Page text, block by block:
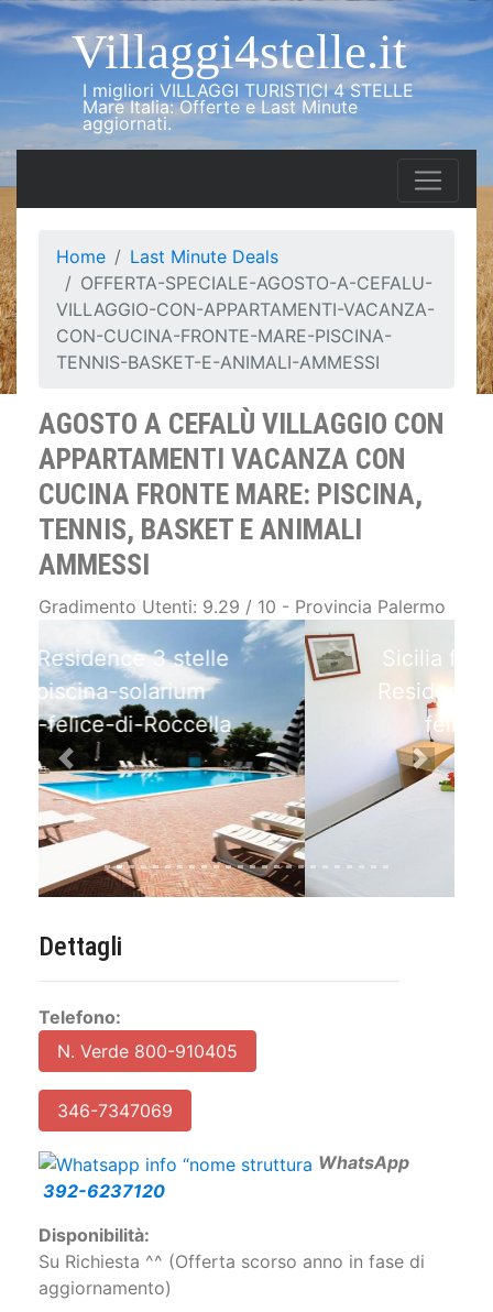
Villaggi4stelle.it
I migliori VILLAGGI TURISTICI 4 STELLE
Mare Italia: Offerte e Last Minute
aggiornati.
Home
Last Minute Deals
OFFERTA-SPECIALE-AGOSTO-A-CEFALU-
VILLAGGIO-CON-APPARTAMENTI-VACANZA-
CON-CUCINA-FRONTE-MARE-PISCINA-
TENNIS-BASKET-E-ANIMALI-AMMESSI
AGOSTO A CEFALÙ VILLAGGIO CON
APPARTAMENTI VACANZA CON
CUCINA FRONTE MARE: PISCINA,
TENNIS, BASKET E ANIMALI
AMMESSI
Gradimento Utenti: 9.29 / 10 - Provincia Palermo
Sicilia formula-aparthotel
Residence 3 telle Campo-
felice-di-roccella
Previous Next
Dettagli
Telefono:
N. Verde 800-910405
346-7347069
WhatsApp
392-6237120
Disponibilità:
Su Richiesta ^^ (Offerta scorso anno in fase di
aggiornamento)